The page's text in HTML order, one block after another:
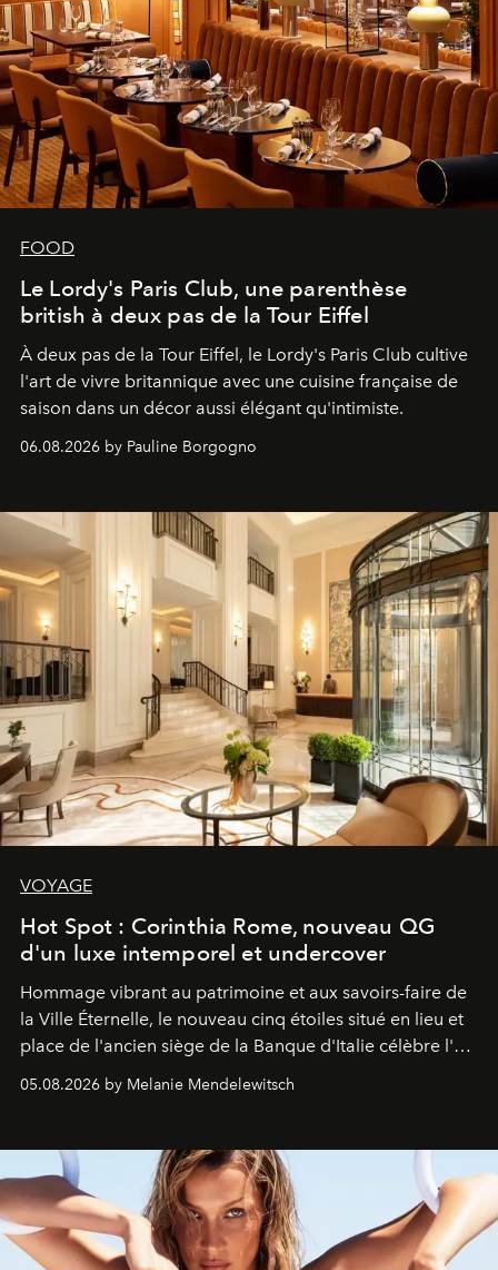
FOOD
Le Lordy's Paris Club, une parenthèse
british à deux pas de la Tour Eiffel
À deux pas de la Tour Eiffel, le Lordy's Paris Club cultive
l'art de vivre britannique avec une cuisine française de
saison dans un décor aussi élégant qu'intimiste.
06.08.2026 by Pauline Borgogno
VOYAGE
Hot Spot : Corinthia Rome, nouveau QG
d'un luxe intemporel et undercover
Hommage vibrant au patrimoine et aux savoirs-faire de
la Ville Éternelle, le nouveau cinq étoiles situé en lieu et
place de l'ancien siège de la Banque d'Italie célèbre l'art
de vivre Romain dans toute son élégance intemporelle.
05.08.2026 by Melanie Mendelewitsch